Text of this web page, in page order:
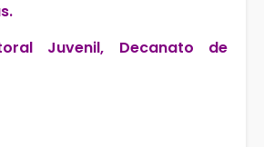
Juvenil, Decanato de